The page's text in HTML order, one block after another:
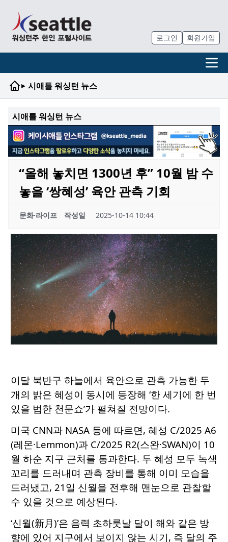
로그인 회원가입
▸ 시애틀 워싱턴 뉴스
시애틀 워싱턴 뉴스
“올해 놓치면 1300년 후” 10월 밤 수
놓을 ‘쌍혜성’ 육안 관측 기회
문화·라이프 작성일 2025-10-14 10:44
이달 북반구 하늘에서 육안으로 관측 가능한 두
개의 밝은 혜성이 동시에 등장해 ‘한 세기에 한 번
있을 법한 천문쇼’가 펼쳐질 전망이다.
미국 CNN과 NASA 등에 따르면, 혜성 C/2025 A6
(레몬·Lemmon)과 C/2025 R2(스완·SWAN)이 10
월 하순 지구 근처를 통과한다. 두 혜성 모두 녹색
꼬리를 드러내며 관측 장비를 통해 이미 모습을
드러냈고, 21일 신월을 전후해 맨눈으로 관찰할
수 있을 것으로 예상된다.
‘신월(新月)’은 음력 초하룻날 달이 해와 같은 방
향에 있어 지구에서 보이지 않는 시기, 즉 달의 주